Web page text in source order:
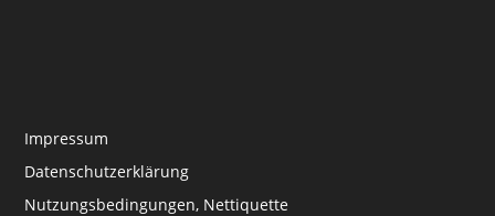
Impressum
Datenschutzerklärung
Nutzungsbedingungen, Nettiquette